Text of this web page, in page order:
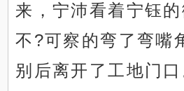
来，宁沛看着宁钰
不?可察的弯了弯嘴
别后离开了工地门口